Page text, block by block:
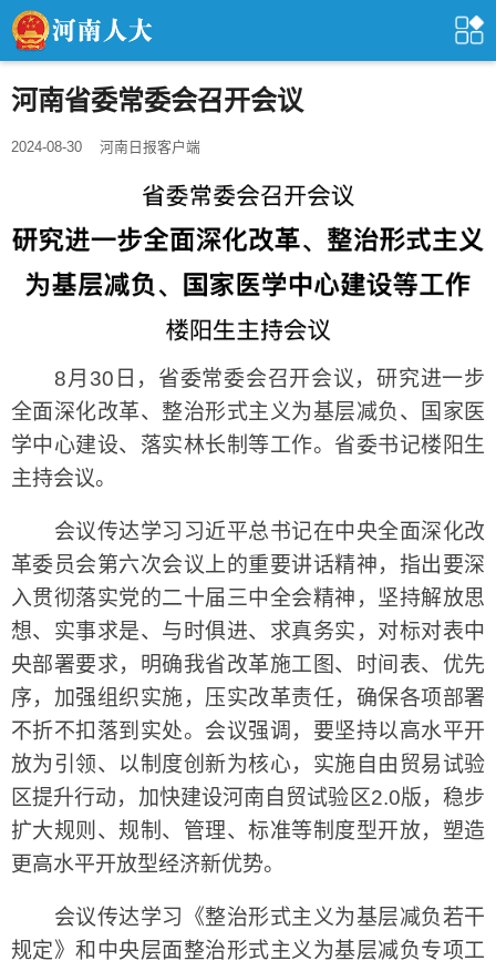
河南省委常委会召开会议
2024-08-30 河南日报客户端
8月30日，省委常委会召开会议，研究进一步
全面深化改革、整治形式主义为基层减负、国家医
学中心建设、落实林长制等工作。省委书记楼阳生
主持会议。
会议传达学习习近平总书记在中央全面深化改
革委员会第六次会议上的重要讲话精神，指出要深
入贯彻落实党的二十届三中全会精神，坚持解放思
想、实事求是、与时俱进、求真务实，对标对表中
央部署要求，明确我省改革施工图、时间表、优先
序，加强组织实施，压实改革责任，确保各项部署
不折不扣落到实处。会议强调，要坚持以高水平开
放为引领、以制度创新为核心，实施自由贸易试验
区提升行动，加快建设河南自贸试验区2.0版，稳步
扩大规则、规制、管理、标准等制度型开放，塑造
更高水平开放型经济新优势。
会议传达学习《整治形式主义为基层减负若干
规定》和中央层面整治形式主义为基层减负专项工